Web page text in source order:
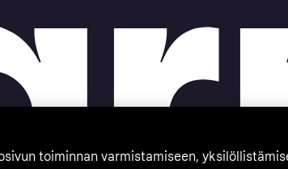
toiminnan varmistamiseen,